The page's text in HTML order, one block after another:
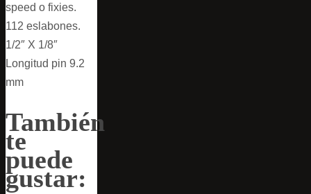
speed o fixies.
112 eslabones.
1/2″ X 1/8″
Longitud pin 9.2
mm
También
te
puede
gustar: